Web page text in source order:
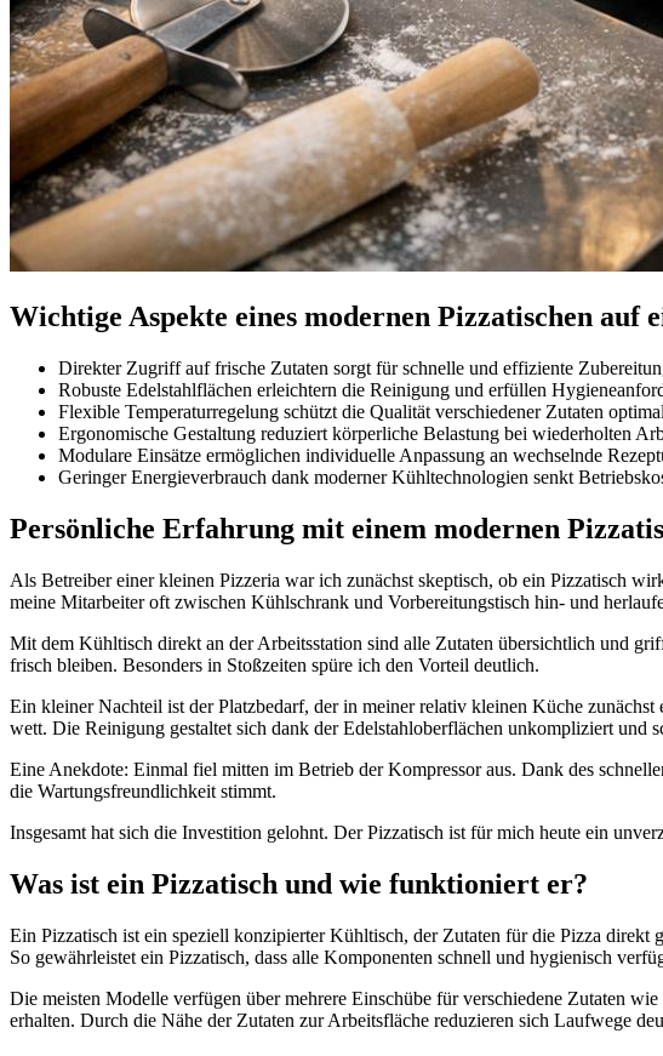
Wichtige Aspekte eines modernen Pizzatischen auf
Direkter Zugriff auf frische Zutaten sorgt für schnelle und effiziente
Robuste Edelstahlflächen erleichtern die Reinigung und erfüllen
Flexible Temperaturregelung schützt die Qualität verschiedener Zutaten
Ergonomische Gestaltung reduziert körperliche Belastung bei wiederholten
Modulare Einsätze ermöglichen individuelle Anpassung an wechselnde
Geringer Energieverbrauch dank moderner Kühltechnologien senkt
Persönliche Erfahrung mit einem modernen
Als Betreiber einer kleinen Pizzeria war ich zunächst skeptisch, ob ein Pizzatisch
meine Mitarbeiter oft zwischen Kühlschrank und Vorbereitungstisch hin- und
Mit dem Kühltisch direkt an der Arbeitsstation sind alle Zutaten übersichtlich und
frisch bleiben. Besonders in Stoßzeiten spüre ich den Vorteil deutlich.
Ein kleiner Nachteil ist der Platzbedarf, der in meiner relativ kleinen Küche
wett. Die Reinigung gestaltet sich dank der Edelstahloberflächen unkompliziert und
Eine Anekdote: Einmal fiel mitten im Betrieb der Kompressor aus. Dank des
die Wartungsfreundlichkeit stimmt.
Insgesamt hat sich die Investition gelohnt. Der Pizzatisch ist für mich heute ein
Was ist ein Pizzatisch und wie funktioniert er?
Ein Pizzatisch ist ein speziell konzipierter Kühltisch, der Zutaten für die Pizza
So gewährleistet ein Pizzatisch, dass alle Komponenten schnell und hygienisch
Die meisten Modelle verfügen über mehrere Einschübe für verschiedene Zutaten
erhalten. Durch die Nähe der Zutaten zur Arbeitsfläche reduzieren sich Laufwege